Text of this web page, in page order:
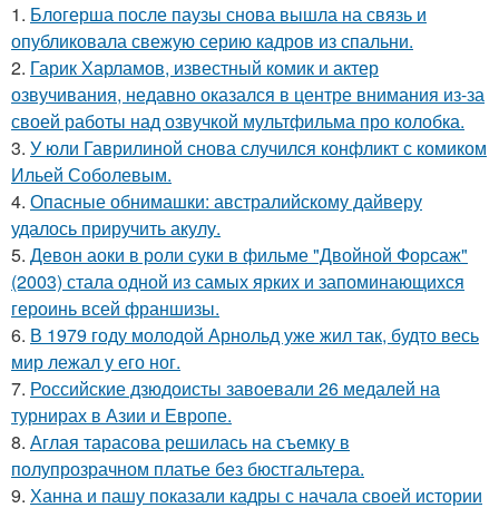
1. Блогерша после паузы снова вышла на связь и
опубликовала свежую серию кадров из спальни.
2. Гарик Харламов, известный комик и актер
озвучивания, недавно оказался в центре внимания из-за
своей работы над озвучкой мультфильма про колобка.
3. У юли Гаврилиной снова случился конфликт с комиком
Ильей Соболевым.
4. Опасные обнимашки: австралийскому дайверу
удалось приручить акулу.
5. Девон аоки в роли суки в фильме "Двойной Форсаж"
(2003) стала одной из самых ярких и запоминающихся
героинь всей франшизы.
6. В 1979 году молодой Арнольд уже жил так, будто весь
мир лежал у его ног.
7. Российские дзюдоисты завоевали 26 медалей на
турнирах в Азии и Европе.
8. Аглая тарасова решилась на съемку в
полупрозрачном платье без бюстгальтера.
9. Ханна и пашу показали кадры с начала своей истории